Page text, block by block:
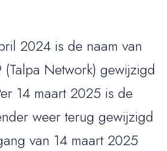
2024 is de naam van
(Talpa Network) gewijzigd
14 maart 2025 is de
weer terug gewijzigd
van 14 maart 2025